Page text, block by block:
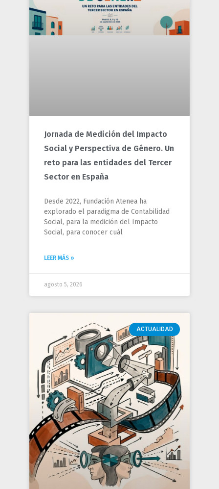
Jornada de Medición del Impacto
Social y Perspectiva de Género. Un
reto para las entidades del Tercer
Sector en España
Desde 2022, Fundación Atenea ha
explorado el paradigma de Contabilidad
Social, para la medición del Impacto
Social, para conocer cuál
LEER MÁS »
agosto 5, 2026
ACTUALIDAD